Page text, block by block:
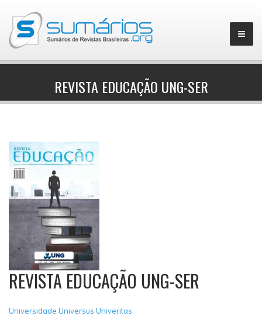
▼
REVISTA EDUCAÇÃO UNG-SER
REVISTA EDUCAÇÃO UNG-SER
Universidade Universus Univeritas